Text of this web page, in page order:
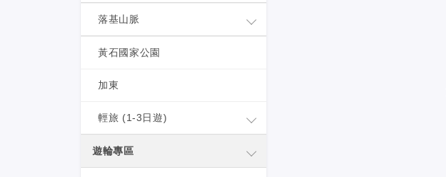
落基山脈
黃石國家公園
加東
輕旅 (1-3日遊)
遊輪專區